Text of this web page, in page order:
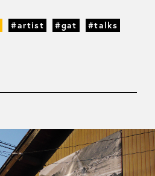
#artist #gat
#talks